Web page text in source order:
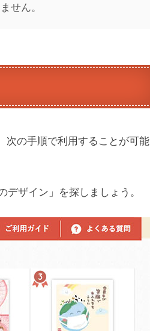
せん。
次の手順で利用することが可能
デザイン」を探しましょう。